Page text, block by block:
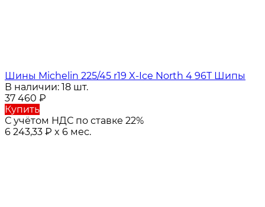
Шины Michelin 225/45 r19 X-Ice North 4 96T Шипы
В наличии: 18 шт.
37 460 ₽
Купить
С учётом НДС по ставке 22%
6 243,33 ₽ x 6 мес.